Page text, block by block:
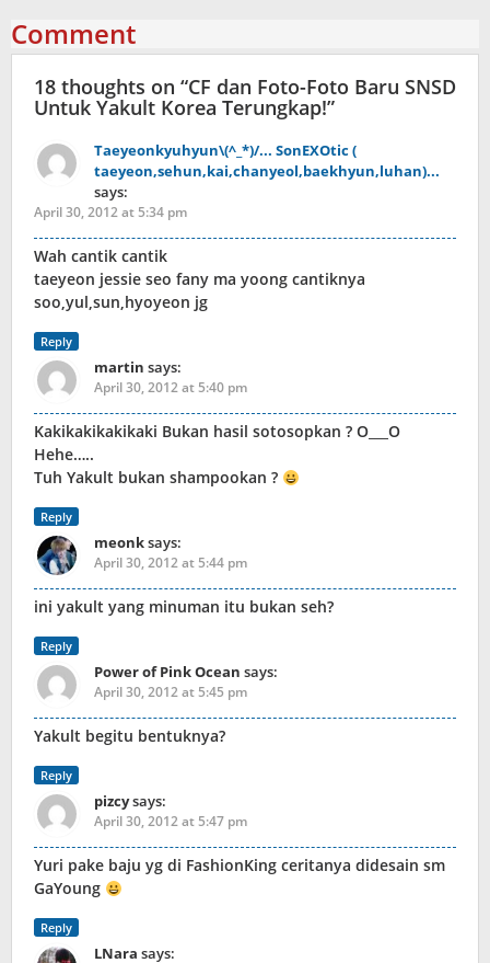
Comment
18 thoughts on “CF dan Foto-Foto Baru SNSD
Untuk Yakult Korea Terungkap!”
Taeyeonkyuhyun\(^_*)/... SonEXOtic (
taeyeon,sehun,kai,chanyeol,baekhyun,luhan)...
says:
April 30, 2012 at 5:34 pm
Wah cantik cantik
taeyeon jessie seo fany ma yoong cantiknya
soo,yul,sun,hyoyeon jg
Reply
martin says:
April 30, 2012 at 5:40 pm
Kakikakikakikaki Bukan hasil sotosopkan ? O___O
Hehe…..
Tuh Yakult bukan shampookan ?
Reply
meonksays:
April 30, 2012 at 5:44 pm
ini yakult yang minuman itu bukan seh?
Reply
Power of Pink Ocean says:
April 30, 2012 at 5:45 pm
Yakult begitu bentuknya?
Reply
pizcysays:
April 30, 2012 at 5:47 pm
Yuri pake baju yg di FashionKing ceritanya didesain sm
GaYoung
Reply
LNara says: